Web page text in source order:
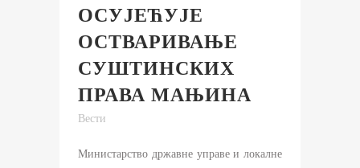
ОСУЈЕЋУЈЕ
ОСТВАРИВАЊЕ
СУШТИНСКИХ
ПРАВА МАЊИНА
Вести
Министарство државне управе и локалне